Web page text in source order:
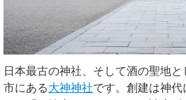
日本最古の神社、そして酒の聖地
市にある大神神社です。創建は神